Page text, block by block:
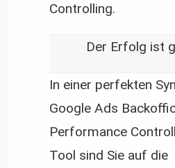
Controlling.
Der Erfolg ist
In einer perfekten
Google Ads
Performance
Tool sind Sie auf die